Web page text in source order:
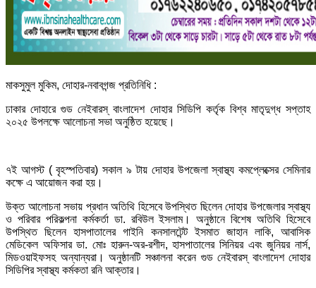
মাকসুমুল মুকিম, দোহার-নবাবগন্জ প্রতিনিধি :
ঢাকার দোহারে গুড নেইবারস্ বাংলাদেশ দোহার সিডিপি কর্তৃক বিশ্ব মাতৃদুগ্ধ সপ্তাহ
২০২৫ উপলক্ষে আলোচনা সভা অনুষ্ঠিত হয়েছে।
৭ই আগস্ট ( বৃহস্পতিবার) সকাল ৯ টায় দোহার উপজেলা স্বাস্থ্য কমপ্লেক্সের সেমিনার
কক্ষে এ আয়োজন করা হয়।
উক্ত আলোচনা সভায় প্রধান অতিথি হিসেবে উপস্থিত ছিলেন দোহার উপজেলার স্বাস্থ্য
ও পরিবার পরিকল্পনা কর্মকর্তা ডা. রবিউল ইসলাম। অনুষ্ঠানে বিশেষ অতিথি হিসেবে
উপস্থিত ছিলেন হাসপাতালের গাইনি কনসালটেন্ট ইসমাত জাহান লাকি, আবাসিক
মেডিকেল অফিসার ডা. মোঃ হারুন-অর-রশীদ, হাসপাতালের সিনিয়র এবং জুনিয়র নার্স,
মিডওয়াইফসহ অন্যান্যরা। অনুষ্ঠানটি সঞ্চালনা করেন গুড নেইবারস্ বাংলাদেশ দোহার
সিডিপির স্বাস্থ্য কর্মকতা রনি আক্তার।